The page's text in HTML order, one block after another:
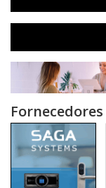
Fornecedores